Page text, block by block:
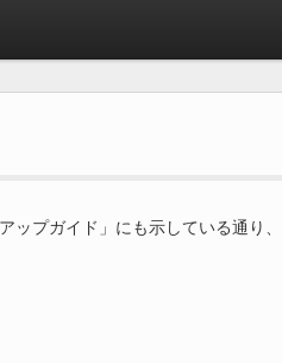
ップガイド」にも示している通り